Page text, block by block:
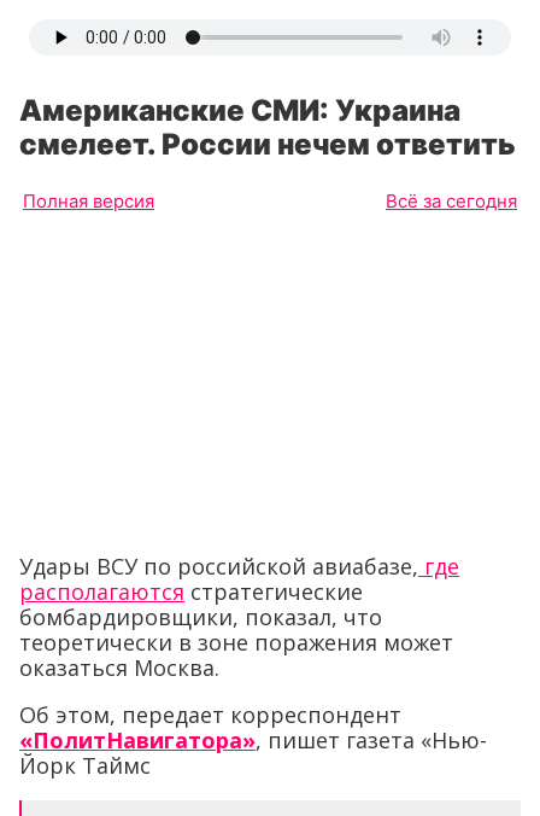
Американские СМИ: Украина
смелеет. России нечем ответить
Полная версия Всё за сегодня
Удары ВСУ по российской авиабазе, где
располагаются стратегические
бомбардировщики, показал, что
теоретически в зоне поражения может
оказаться Москва.
Об этом, передает корреспондент
«ПолитНавигатора», пишет газета «Нью-
Йорк Таймс